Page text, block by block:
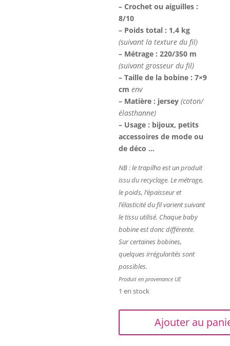
– Crochet ou aiguilles :
8/10
– Poids total : 1,4 kg
(suivant la texture du fil)
– Métrage : 220/350 m
(suivant grosseur du fil)
– Taille de la bobine : 7×9
cmenv
– Matière : jersey(coton/
élasthanne)
– Usage : bijoux, petits
accessoires de mode ou
de déco …
NB : le trapilho est un produit
issu du recyclage. Le métrage,
le poids, l’épaisseur et
l’élasticité du fil varient suivant
le tissu utilisé. Chaque baby
bobine est donc différente.
Sur certaines bobines,
quelques irrégularités sont
possibles.
Produit en provenance UE
1 en stock
Trapilho
Ajouter au